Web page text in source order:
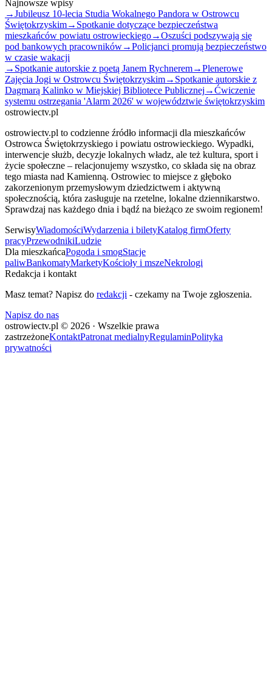
Najnowsze wpisy
→Jubileusz 10-lecia Studia Wokalnego Pandora w Ostrowcu
Świętokrzyskim→ Spotkanie dotyczące bezpieczeństwa
mieszkańców powiatu ostrowieckiego→Oszuści podszywają się
pod bankowych pracowników→Policjanci promują bezpieczeństwo
w czasie wakacji
→ Spotkanie autorskie z poetą Janem Rychnerem→Plenerowe
Zajęcia Jogi w Ostrowcu Świętokrzyskim→ Spotkanie autorskie z
Dagmarą Kalinko w Miejskiej Bibliotece Publicznej →Ćwiczenie
systemu ostrzegania 'Alarm 2026' w województwie świętokrzyskim
ostrowiectv.pl
ostrowiectv.pl to codzienne źródło informacji dla mieszkańców
Ostrowca Świętokrzyskiego i powiatu ostrowieckiego. Wypadki,
interwencje służb, decyzje lokalnych władz, ale też kultura, sport i
życie społeczne – relacjonujemy wszystko, co składa się na obraz
tego miasta nad Kamienną. Ostrowiec to miejsce z głęboko
zakorzenionym przemysłowym dziedzictwem i aktywną
społecznością, która zasługuje na rzetelne, lokalne dziennikarstwo.
Sprawdzaj nas każdego dnia i bądź na bieżąco ze swoim regionem!
SerwisyWiadomościWydarzenia i biletyKatalog firmOferty
pracyPrzewodnikiLudzie
Dla mieszkańcaPogoda i smogStacje
paliwBankomatyMarketyKościoły i mszeNekrologi
Redakcja i kontakt
Masz temat? Napisz do redakcji - czekamy na Twoje zgłoszenia.
Napisz do nas
ostrowiectv.pl © 2026 · Wszelkie prawa
zastrzeżoneKontaktPatronat medialnyRegulaminPolityka
prywatności